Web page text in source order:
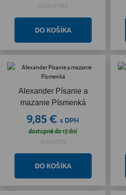
GOKI.57453
Alexander Písanie a
mazanie Písmenká
9,85 € s DPH
dostupné do 15 dní
ALEX.0739